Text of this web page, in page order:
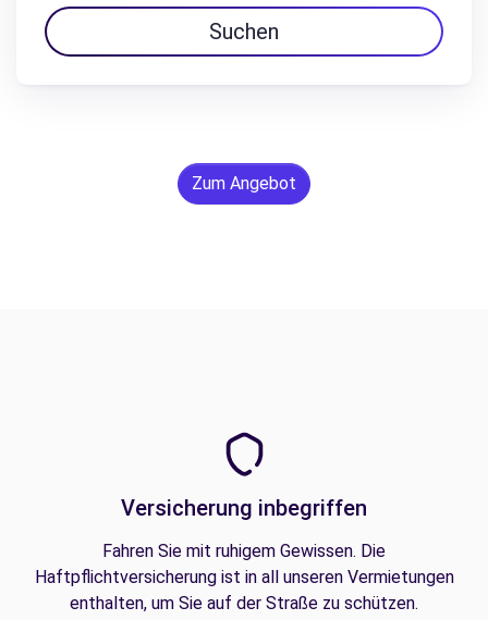
Suchen
Zum Angebot
Versicherung inbegriffen
Fahren Sie mit ruhigem Gewissen. Die
Haftpflichtversicherung ist in all unseren Vermietungen
enthalten, um Sie auf der Straße zu schützen.